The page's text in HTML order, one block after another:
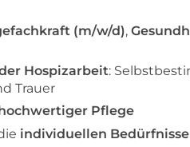
(m/w/d),
Hospizarbeit:
Trauer
Pflege
individuellen Bedürfnisse